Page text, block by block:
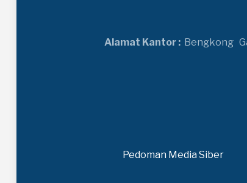
Alamat Kantor : Bengkong
Pedoman Media Siber